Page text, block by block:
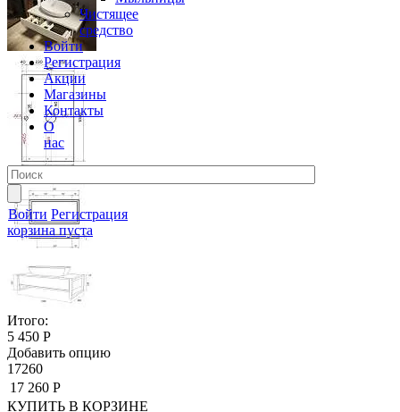
Чистящее
средство
Войти
Регистрация
Акции
Магазины
Контакты
О
нас
Войти Регистрация
корзина пуста
Итого:
5 450 Р
Добавить опцию
17260
17 260 Р
КУПИТЬ В КОРЗИНЕ